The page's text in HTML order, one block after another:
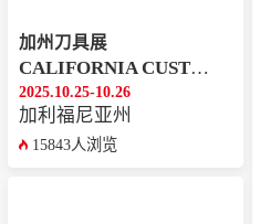
加州刀具展
CALIFORNIA CUSTOM KNIFE SHOW
2025.10.25-10.26
加利福尼亚州
15843人浏览